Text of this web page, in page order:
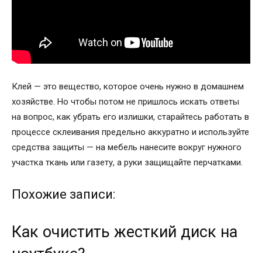
Клей — это вещество, которое очень нужно в домашнем
хозяйстве. Но чтобы потом не пришлось искать ответы
на вопрос, как убрать его излишки, старайтесь работать в
процессе склеивания предельно аккуратно и используйте
средства защиты — на мебель нанесите вокруг нужного
участка ткань или газету, а руки защищайте перчатками.
Похожие записи:
Как очистить жесткий диск на